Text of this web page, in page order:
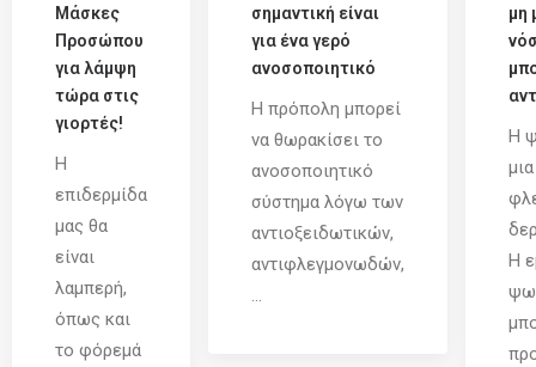
Μάσκες
Προσώπου
για λάμψη
τώρα στις
γιορτές!
Η
επιδερμίδα
μας θα
είναι
λαμπερή,
όπως και
το φόρεμά
σημαντική είναι
για ένα γερό
ανοσοποιητικό
Η πρόπολη μπορεί
να θωρακίσει το
ανοσοποιητικό
σύστημα λόγω των
αντιοξειδωτικών,
αντιφλεγμονωδών,
...
μη
Η
Η